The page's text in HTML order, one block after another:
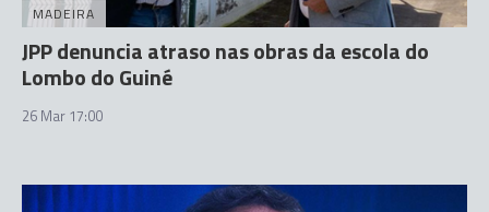
MADEIRA
JPP denuncia atraso nas obras da escola do
Lombo do Guiné
26 Mar 17:00